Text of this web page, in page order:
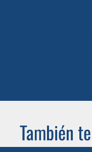
También